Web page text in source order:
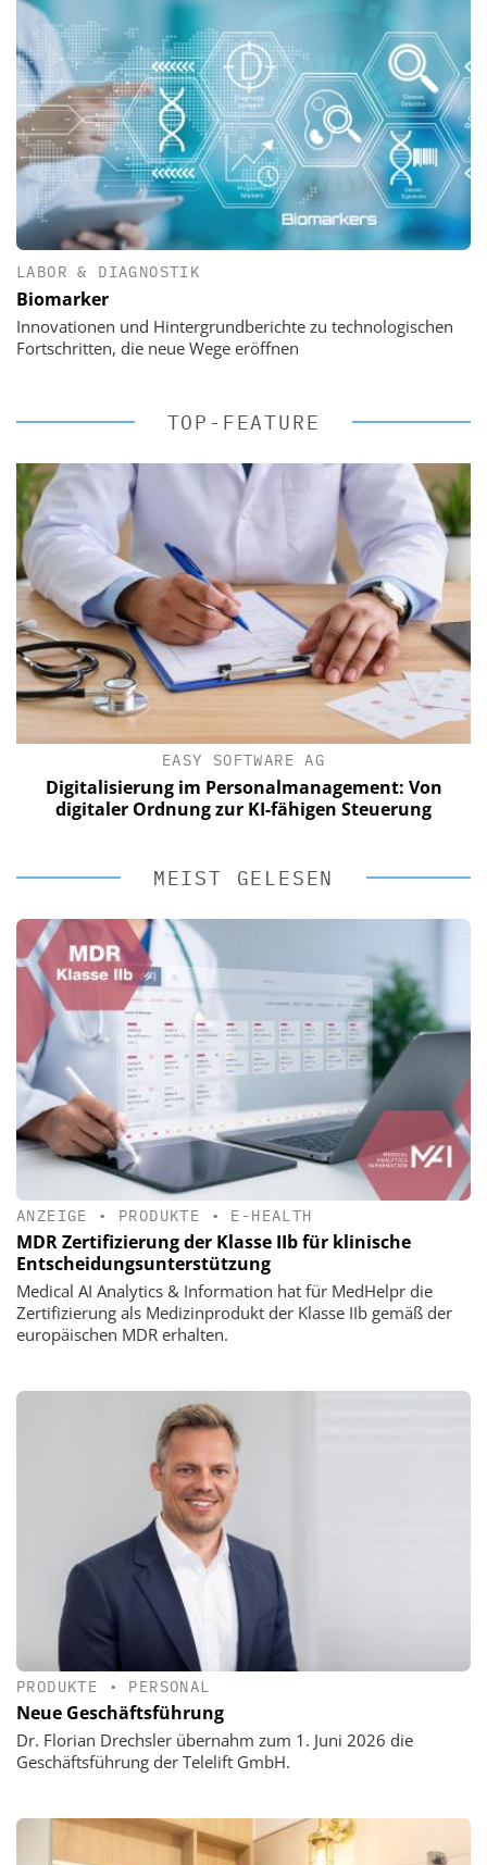
LABOR & DIAGNOSTIK
Biomarker
Innovationen und Hintergrundberichte zu technologischen
Fortschritten, die neue Wege eröffnen
TOP-FEATURE
EASY SOFTWARE AG
Digitalisierung im Personalmanagement: Von
digitaler Ordnung zur KI-fähigen Steuerung
MEIST GELESEN
ANZEIGE • PRODUKTE • E-HEALTH
MDR Zertifizierung der Klasse IIb für klinische
Entscheidungsunterstützung
Medical AI Analytics & Information hat für MedHelpr die
Zertifizierung als Medizinprodukt der Klasse IIb gemäß der
europäischen MDR erhalten.
PRODUKTE • PERSONAL
Neue Geschäftsführung
Dr. Florian Drechsler übernahm zum 1. Juni 2026 die
Geschäftsführung der Telelift GmbH.